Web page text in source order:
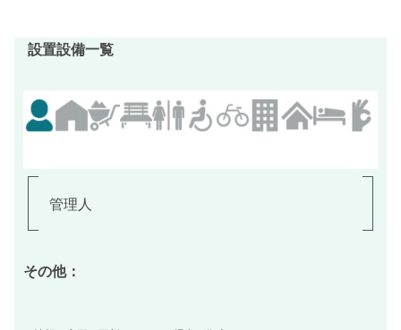
設置設備一覧
管理人
その他：